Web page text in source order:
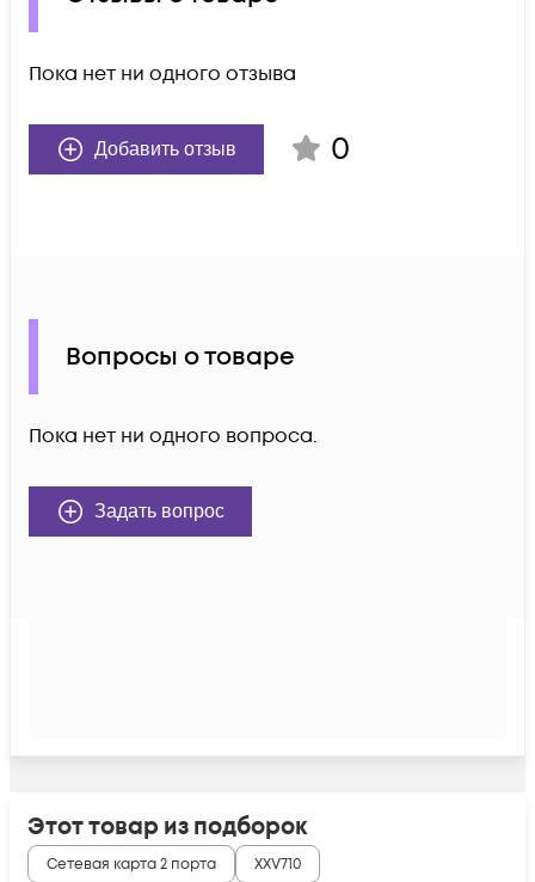
Пока нет ни одного отзыва
Добавить отзыв 0
Вопросы о товаре
Пока нет ни одного вопроса.
Задать вопрос
Этот товар из подборок
Cетевая карта 2 порта XXV710